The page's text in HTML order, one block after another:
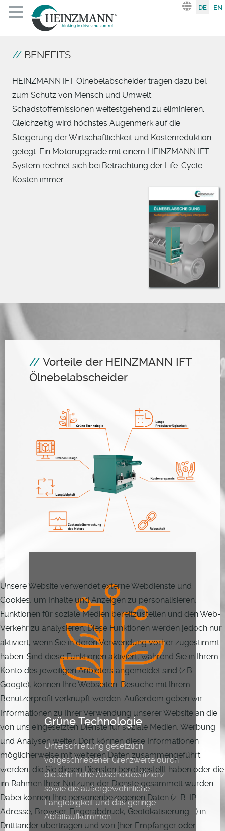
Sprache
DE EN
BENEFITS
HEINZMANN IFT Ölnebelabscheider tragen dazu bei,
zum Schutz von Mensch und Umwelt
Schadstoffemissionen weitestgehend zu eliminieren.
Gleichzeitig wird höchstes Augenmerk auf die
Steigerung der Wirtschaftlichkeit und Kostenreduktion
gelegt. Ein Motorupgrade mit einem HEINZMANN IFT
System rechnet sich bei Betrachtung der Life-Cycle-
Kosten immer.
Vorteile der HEINZMANN IFT
Ölnebelabscheider
Grüne Technologie
Unterschreitung gesetzlich
vorgeschriebener Grenzwerte durch
die sehr hohe Abscheideeffizienz
sowie die außergewöhnliche
Langlebigkeit und das geringe
Abfallaufkommen.
Unsere Website verwendet externe Webdienste und
Cookies, um Inhalte und Anzeigen zu personalisieren,
Funktionen für soziale Medien bereitzustellen und den Web-
Verkehr zu analysieren. Diese Funktionen werden jedoch nur
aktiviert, wenn Sie in deren Verwendung vorher zugestimmt
haben. Sind diese Funktionen aktiviert, während Sie in Ihrem
Konto des jeweiligen Anbieters angemeldet sind (z.B.
Google), können Ihre Webseiten-Besuche mit Ihrem
Benutzerprofil verknüpft werden. Außerdem geben wir
Informationen zu Ihrer Verwendung unserer Website an die
von uns eingesetzten Dienste für soziale Medien, Werbung
und Analysen weiter. Dort können diese Informationen
möglicherweise mit weiteren Daten zusammengeführt
werden, die Sie diesen Diensten bereitgestellt haben oder die
im Rahmen Ihrer Nutzung der Dienste gesammelt wurden.
Dabei können Ihre personenbezogenen Daten (z. B. IP-
Adresse, Browser-Fingerabdruck, Geolokalisierung ...) in
Drittländer übertragen und von [hier Empfänger oder